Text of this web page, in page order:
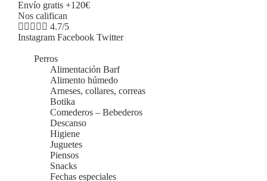
Envío gratis +120€
Nos califican
     4.7/5
Instagram Facebook Twitter
Perros
Alimentación Barf
Alimento húmedo
Arneses, collares, correas
Botika
Comederos – Bebederos
Descanso
Higiene
Juguetes
Piensos
Snacks
Fechas especiales